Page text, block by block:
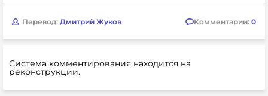
Перевод: Дмитрий Жуков Комментарии: 0
Система комментирования находится на
реконструкции.